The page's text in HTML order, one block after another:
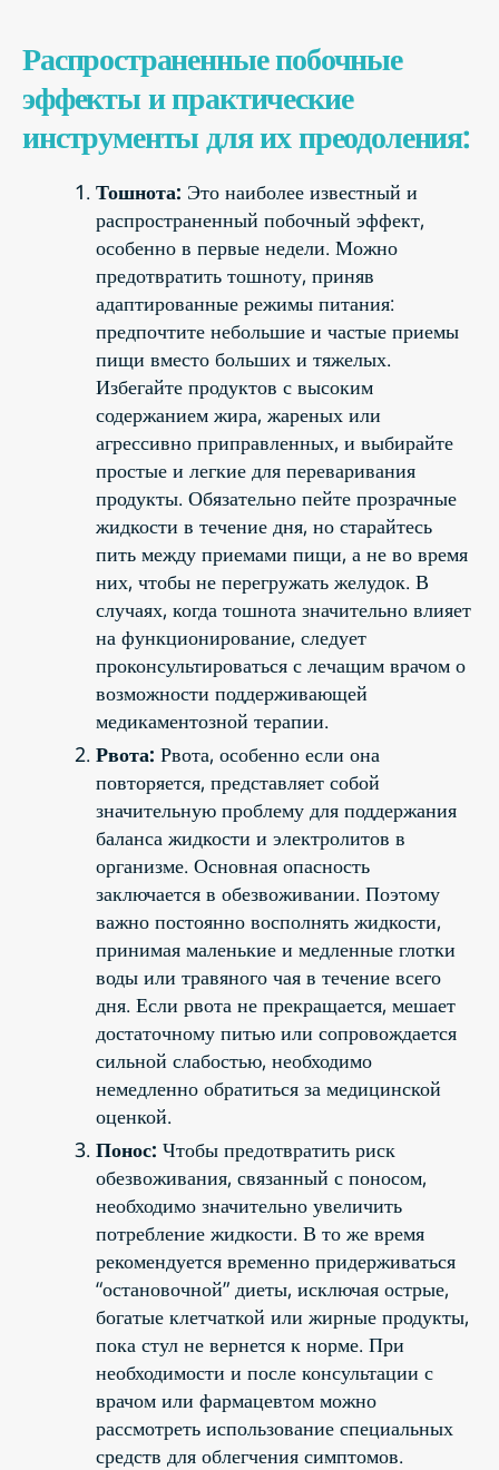
Распространенные побочные
эффекты и практические
инструменты для их преодоления:
Тошнота: Это наиболее известный и
распространенный побочный эффект,
особенно в первые недели. Можно
предотвратить тошноту, приняв
адаптированные режимы питания:
предпочтите небольшие и частые приемы
пищи вместо больших и тяжелых.
Избегайте продуктов с высоким
содержанием жира, жареных или
агрессивно приправленных, и выбирайте
простые и легкие для переваривания
продукты. Обязательно пейте прозрачные
жидкости в течение дня, но старайтесь
пить между приемами пищи, а не во время
них, чтобы не перегружать желудок. В
случаях, когда тошнота значительно влияет
на функционирование, следует
проконсультироваться с лечащим врачом о
возможности поддерживающей
медикаментозной терапии.
Рвота: Рвота, особенно если она
повторяется, представляет собой
значительную проблему для поддержания
баланса жидкости и электролитов в
организме. Основная опасность
заключается в обезвоживании. Поэтому
важно постоянно восполнять жидкости,
принимая маленькие и медленные глотки
воды или травяного чая в течение всего
дня. Если рвота не прекращается, мешает
достаточному питью или сопровождается
сильной слабостью, необходимо
немедленно обратиться за медицинской
оценкой.
Понос: Чтобы предотвратить риск
обезвоживания, связанный с поносом,
необходимо значительно увеличить
потребление жидкости. В то же время
рекомендуется временно придерживаться
“остановочной” диеты, исключая острые,
богатые клетчаткой или жирные продукты,
пока стул не вернется к норме. При
необходимости и после консультации с
врачом или фармацевтом можно
рассмотреть использование специальных
средств для облегчения симптомов.